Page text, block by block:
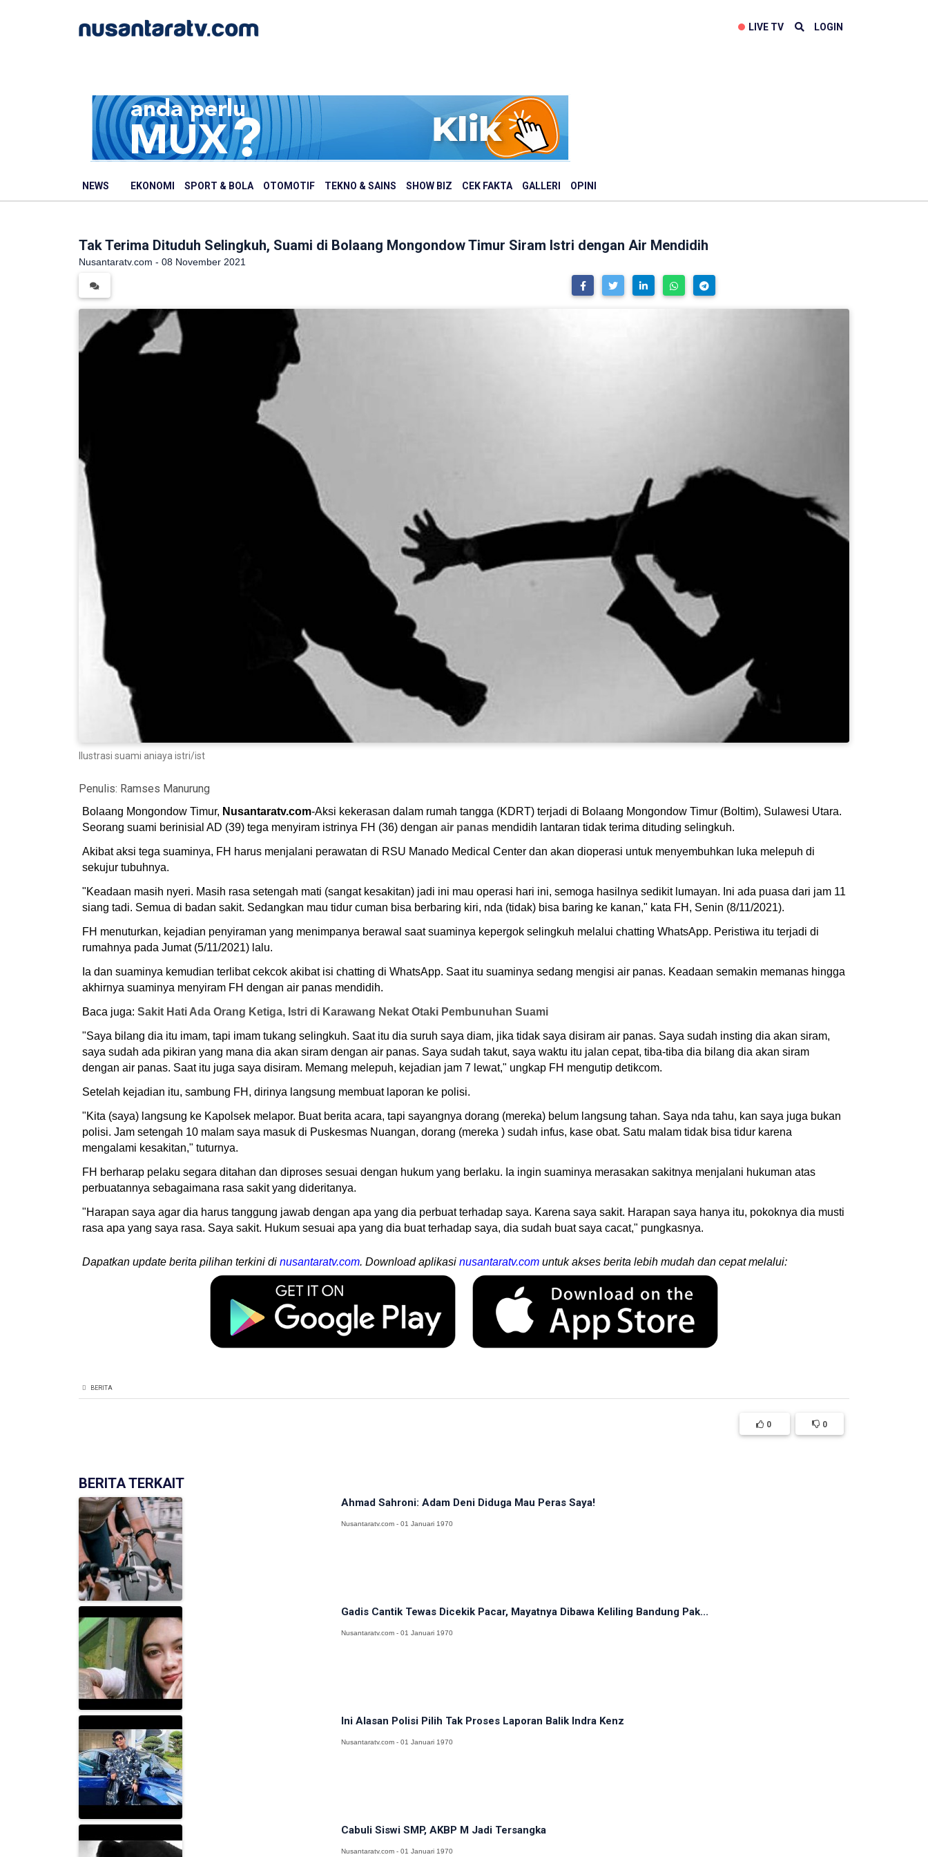
LIVE TV LOGIN
NEWS EKONOMI SPORT & BOLA OTOMOTIF TEKNO & SAINS SHOW BIZ CEK FAKTA GALLERI OPINI
Tak Terima Dituduh Selingkuh, Suami di Bolaang Mongondow Timur Siram Istri dengan Air Mendidih
Nusantaratv.com - 08 November 2021
Ilustrasi suami aniaya istri/ist
Penulis: Ramses Manurung
Bolaang Mongondow Timur, Nusantaratv.com-Aksi kekerasan dalam rumah tangga (KDRT) terjadi di Bolaang Mongondow Timur (Boltim), Sulawesi Utara.
Seorang suami berinisial AD (39) tega menyiram istrinya FH (36) dengan air panas mendidih lantaran tidak terima dituding selingkuh.
Akibat aksi tega suaminya, FH harus menjalani perawatan di RSU Manado Medical Center dan akan dioperasi untuk menyembuhkan luka melepuh di
sekujur tubuhnya.
"Keadaan masih nyeri. Masih rasa setengah mati (sangat kesakitan) jadi ini mau operasi hari ini, semoga hasilnya sedikit lumayan. Ini ada puasa dari jam 11
siang tadi. Semua di badan sakit. Sedangkan mau tidur cuman bisa berbaring kiri, nda (tidak) bisa baring ke kanan," kata FH, Senin (8/11/2021).
FH menuturkan, kejadian penyiraman yang menimpanya berawal saat suaminya kepergok selingkuh melalui chatting WhatsApp. Peristiwa itu terjadi di
rumahnya pada Jumat (5/11/2021) lalu.
Ia dan suaminya kemudian terlibat cekcok akibat isi chatting di WhatsApp. Saat itu suaminya sedang mengisi air panas. Keadaan semakin memanas hingga
akhirnya suaminya menyiram FH dengan air panas mendidih.
Baca juga: Sakit Hati Ada Orang Ketiga, Istri di Karawang Nekat Otaki Pembunuhan Suami
"Saya bilang dia itu imam, tapi imam tukang selingkuh. Saat itu dia suruh saya diam, jika tidak saya disiram air panas. Saya sudah insting dia akan siram,
saya sudah ada pikiran yang mana dia akan siram dengan air panas. Saya sudah takut, saya waktu itu jalan cepat, tiba-tiba dia bilang dia akan siram
dengan air panas. Saat itu juga saya disiram. Memang melepuh, kejadian jam 7 lewat," ungkap FH mengutip detikcom.
Setelah kejadian itu, sambung FH, dirinya langsung membuat laporan ke polisi.
"Kita (saya) langsung ke Kapolsek melapor. Buat berita acara, tapi sayangnya dorang (mereka) belum langsung tahan. Saya nda tahu, kan saya juga bukan
polisi. Jam setengah 10 malam saya masuk di Puskesmas Nuangan, dorang (mereka ) sudah infus, kase obat. Satu malam tidak bisa tidur karena
mengalami kesakitan," tuturnya.
FH berharap pelaku segara ditahan dan diproses sesuai dengan hukum yang berlaku. Ia ingin suaminya merasakan sakitnya menjalani hukuman atas
perbuatannya sebagaimana rasa sakit yang dideritanya.
"Harapan saya agar dia harus tanggung jawab dengan apa yang dia perbuat terhadap saya. Karena saya sakit. Harapan saya hanya itu, pokoknya dia musti
rasa apa yang saya rasa. Saya sakit. Hukum sesuai apa yang dia buat terhadap saya, dia sudah buat saya cacat," pungkasnya.
Dapatkan update berita pilihan terkini di nusantaratv.com. Download aplikasi nusantaratv.com untuk akses berita lebih mudah dan cepat melalui:
BERITA
0 0
BERITA TERKAIT
Ahmad Sahroni: Adam Deni Diduga Mau Peras Saya!
Nusantaratv.com - 01 Januari 1970
Gadis Cantik Tewas Dicekik Pacar, Mayatnya Dibawa Keliling Bandung Pak...
Nusantaratv.com - 01 Januari 1970
Ini Alasan Polisi Pilih Tak Proses Laporan Balik Indra Kenz
Nusantaratv.com - 01 Januari 1970
Cabuli Siswi SMP, AKBP M Jadi Tersangka
Nusantaratv.com - 01 Januari 1970